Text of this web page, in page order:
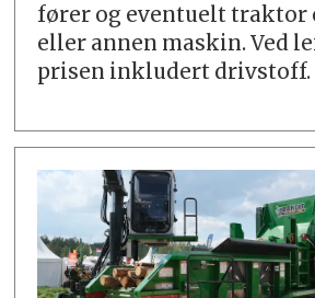
fører og eventuelt traktor
eller annen maskin. Ved
prisen inkludert drivstoff.